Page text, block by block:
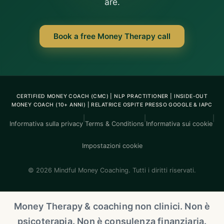
Book a free Money Therapy call
CERTIFIED MONEY COACH (CMC) | NLP PRACTITIONER | INSIDE-OUT
MONEY COACH (10+ ANNI) | RELATRICE OSPITE PRESSO GOOGLE & IAPC
Informativa sulla privacy Terms & Conditions Informativa sui cookie
Impostazioni cookie
© 2026 Mindful Money Coaching. Tutti i diritti riservati.
Money Therapy & coaching non clinici. Non è
psicoterapia. Non è consulenza finanziaria.